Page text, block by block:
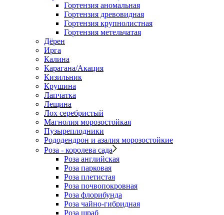
Гортензия аномальная
Гортензия древовидная
Гортензия крупнолистная
Гортензия метельчатая
Дёрен
Ирга
Калина
Карагана/Акация
Кизильник
Крушина
Лапчатка
Лещина
Лох серебристый
Магнолия морозостойкая
Пузыреплодники
Рододендрон и азалия морозостойкие
Роза - королева сада
Роза английская
Роза парковая
Роза плетистая
Роза почвопокровная
Роза флорибунда
Роза чайно-гибридная
Роза шраб